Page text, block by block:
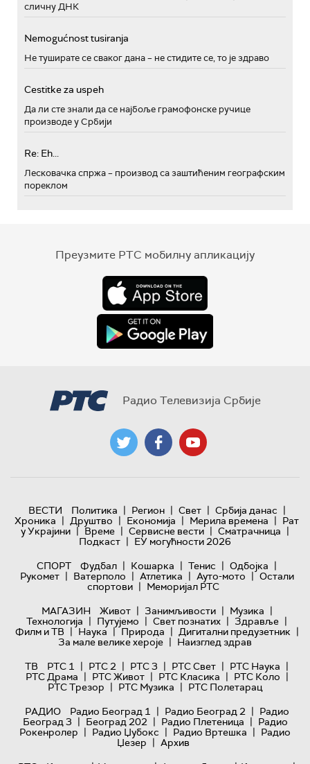
сличну ДНК
Nemogućnost tusiranja
Не туширате се сваког дана – не стидите се, то је здраво
Cestitke za uspeh
Да ли сте знали да се најбоље грамофонске ручице
производе у Србији
Re: Eh...
Лесковачка спржа – производ са заштићеним географским
пореклом
Преузмите РТС мобилну апликацију
Радио Телевизија Србије
ВЕСТИ Политика | Регион | Свет | Србија данас |
Хроника | Друштво | Економија | Мерила времена | Рат
у Украјини | Време | Сервисне вести | Сматрачница |
Подкаст | ЕУ могућности 2026
СПОРТ
Фудбал | Кошарка | Тенис | Одбојка |
Рукомет | Ватерполо | Атлетика | Ауто-мото | Остали
спортови | Меморијал РТС
МАГАЗИН
Живот | Занимљивости | Музика |
Технологијa | Путујемо | Свет познатих | Здравље |
Филм и ТВ | Наука | Природа | Дигитални предузетник |
За мале велике хероје | Наизглед здрав
ТВ
РТС 1 | РТС 2 | РТС 3 | РТС Свет | РТС Наука |
РТС Драма | РТС Живот | РТС Класика | РТС Коло |
РТС Трезор | РТС Музика | РТС Полетарац
РАДИО
Радио Београд 1 | Радио Београд 2 | Радио
Београд 3 | Београд 202 | Радио Плетеница | Радио
Рокенролер | Радио Џубокс | Радио Вртешка | Радио
Џезер | Архив